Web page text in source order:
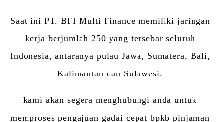
Saat ini PT. BFI Multi Finance memiliki jaringan
kerja berjumlah 250 yang tersebar seluruh
Indonesia, antaranya pulau Jawa, Sumatera, Bali,
Kalimantan dan Sulawesi.
kami akan segera menghubungi anda untuk
memproses pengajuan gadai cepat bpkb pinjaman